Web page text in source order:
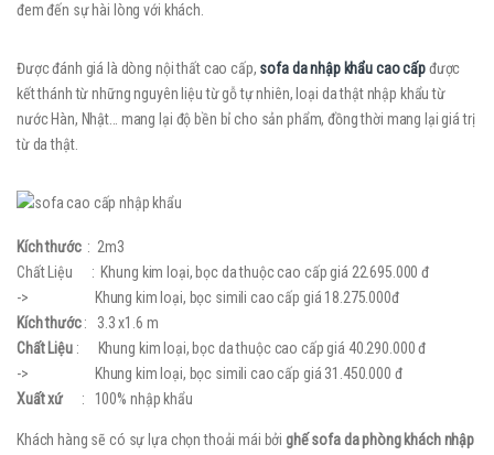
đem đến sự hài lòng với khách.
Được đánh giá là dòng nội thất cao cấp, sofa da nhập khẩu cao cấpđược
kết thánh từ những nguyên liệu từ gỗ tự nhiên, loại da thật nhập khẩu từ
nước Hàn, Nhật… mang lại độ bền bỉ cho sản phẩm, đồng thời mang lại giá trị
từ da thật.
Kích thước : 2m3
Chất Liệu : Khung kim loại, bọc da thuộc cao cấp giá 22.695.000 đ
-> Khung kim loại, bọc simili cao cấp giá 18.275.000đ
Kích thước: 3.3 x1.6 m
Chất Liệu: Khung kim loại, bọc da thuộc cao cấp giá 40.290.000 đ
-> Khung kim loại, bọc simili cao cấp giá 31.450.000 đ
Xuất xứ: 100% nhập khẩu
Khách hàng sẽ có sự lựa chọn thoải mái bởi ghế sofa da phòng khách nhập